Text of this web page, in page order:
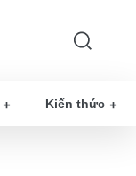
Kiến thức